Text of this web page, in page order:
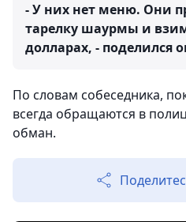
- У них нет меню. Они
тарелку шаурмы и
долларах, - поделился
По словам собеседника,
всегда обращаются в
обман.